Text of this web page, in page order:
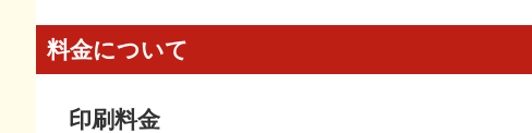
料金について
印刷料金